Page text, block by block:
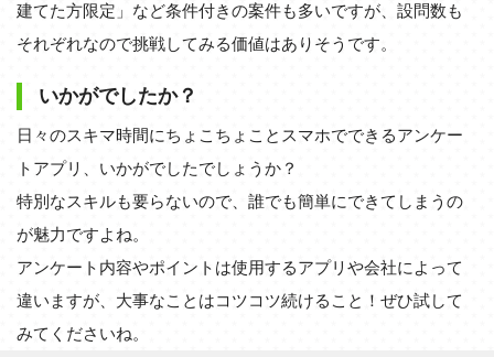
建てた方限定」など条件付きの案件も多いですが、設問数も
それぞれなので挑戦してみる価値はありそうです。
いかがでしたか？
日々のスキマ時間にちょこちょことスマホでできるアンケー
トアプリ、いかがでしたでしょうか？
特別なスキルも要らないので、誰でも簡単にできてしまうの
が魅力ですよね。
アンケート内容やポイントは使用するアプリや会社によって
違いますが、大事なことはコツコツ続けること！ぜひ試して
みてくださいね。